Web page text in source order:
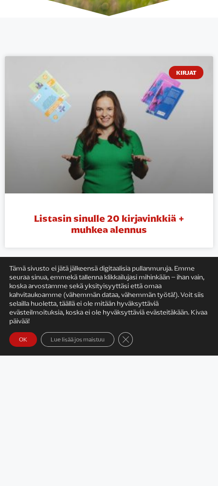
KIRJAT
Listasin sinulle 20 kirjavinkkiä +
muhkea alennus
KIRJAILIJAN TYÖ
Tämä sivusto ei jätä jälkeensä digitaalisia pullanmuruja. Emme
seuraa sinua, emmekä tallenna klikkailujasi mihinkään – ihan vain,
koska arvostamme sekä yksityisyyttäsi että omaa
kahvitaukoamme (vähemmän dataa, vähemmän työtä!). Voit siis
selailla huoletta, täällä ei ole mitään hyväksyttäviä
evästeilmoituksia, koska ei ole hyväksyttäviä evästeitäkään. Kivaa
päivää!
OK Lue lisää jos maistuu Sulje evästebanneri